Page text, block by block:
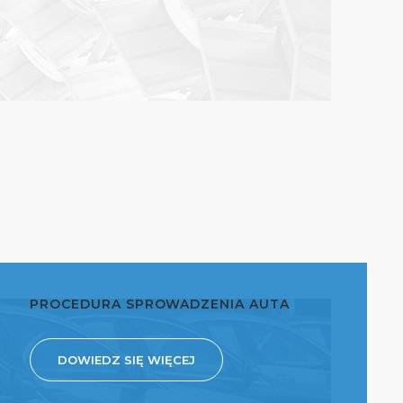
PROCEDURA SPROWADZENIA AUTA
DOWIEDZ SIĘ WIĘCEJ